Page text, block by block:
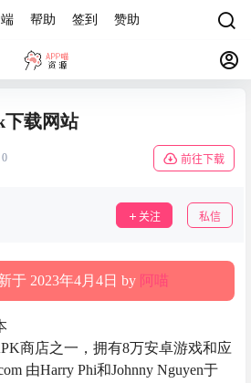
帮助 签到 赞助
下载网站
0 前往下载
关注 私信
于 2023年4月4日 by 阿喵
商店之一，拥有8万安卓游戏和应
由Harry Phi和Johnny Nguyen于